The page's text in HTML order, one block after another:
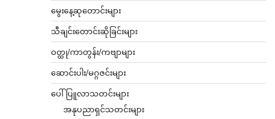
မွေးနေ့ဆုတောင်းများ
သီချင်းတောင်းဆိုခြင်းများ
ဝတ္ထု/ကာတွန်း/ကဗျာများ
ဆောင်းပါး/မဂ္ဂဇင်းများ
ပေါ်ပြူလာသတင်းများ
အနုပညာရှင်သတင်းများ